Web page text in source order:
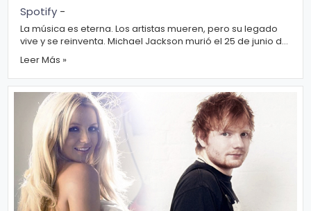
Spotify -
La música es eterna. Los artistas mueren, pero su legado
vive y se reinventa. Michael Jackson murió el 25 de junio de
2009, hace exactos o...
Leer Más »